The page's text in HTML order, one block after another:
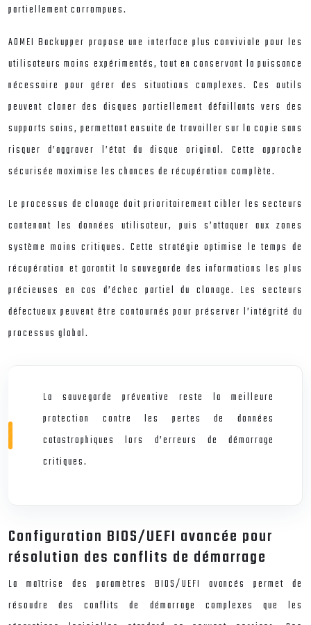
partiellement corrompues.
AOMEI Backupper propose une interface plus conviviale pour les
utilisateurs moins expérimentés, tout en conservant la puissance
nécessaire pour gérer des situations complexes. Ces outils
peuvent cloner des disques partiellement défaillants vers des
supports sains, permettant ensuite de travailler sur la copie sans
risquer d’aggraver l’état du disque original. Cette approche
sécurisée maximise les chances de récupération complète.
Le processus de clonage doit prioritairement cibler les secteurs
contenant les données utilisateur, puis s’attaquer aux zones
système moins critiques. Cette stratégie optimise le temps de
récupération et garantit la sauvegarde des informations les plus
précieuses en cas d’échec partiel du clonage. Les secteurs
défectueux peuvent être contournés pour préserver l’intégrité du
processus global.
La sauvegarde préventive reste la meilleure
protection contre les pertes de données
catastrophiques lors d’erreurs de démarrage
critiques.
Configuration BIOS/UEFI avancée pour
résolution des conflits de démarrage
La maîtrise des paramètres BIOS/UEFI avancés permet de
résoudre des conflits de démarrage complexes que les